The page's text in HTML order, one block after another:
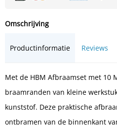
Omschrijving
Productinformatie Reviews
Met de HBM Afbraamset met 10
braamranden van kleine
kunststof. Deze praktische
ontbramen van de binnenkant